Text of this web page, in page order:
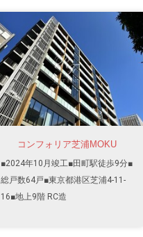
コンフォリア芝浦MOKU
■2024年10月竣工■田町駅徒歩9分■
総戸数64戸■東京都港区芝浦4-11-
16■地上9階 RC造